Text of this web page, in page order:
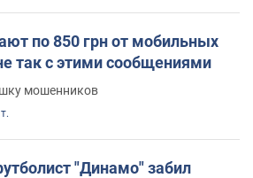
по 850 грн от мобильных
так с этими сообщениями
мошенников
"Динамо" забил